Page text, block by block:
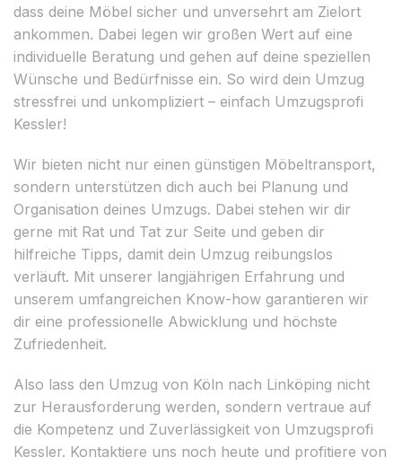
dass deine Möbel sicher und unversehrt am Zielort
ankommen. Dabei legen wir großen Wert auf eine
individuelle Beratung und gehen auf deine speziellen
Wünsche und Bedürfnisse ein. So wird dein Umzug
stressfrei und unkompliziert – einfach Umzugsprofi
Kessler!
Wir bieten nicht nur einen günstigen Möbeltransport,
sondern unterstützen dich auch bei Planung und
Organisation deines Umzugs. Dabei stehen wir dir
gerne mit Rat und Tat zur Seite und geben dir
hilfreiche Tipps, damit dein Umzug reibungslos
verläuft. Mit unserer langjährigen Erfahrung und
unserem umfangreichen Know-how garantieren wir
dir eine professionelle Abwicklung und höchste
Zufriedenheit.
Also lass den Umzug von Köln nach Linköping nicht
zur Herausforderung werden, sondern vertraue auf
die Kompetenz und Zuverlässigkeit von Umzugsprofi
Kessler. Kontaktiere uns noch heute und profitiere von